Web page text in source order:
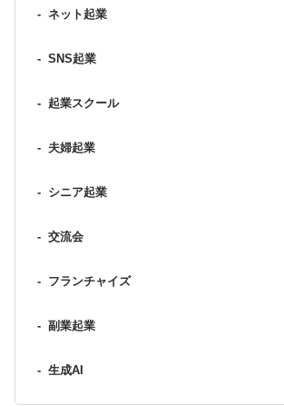
- ネット起業
- SNS起業
- 起業スクール
- 夫婦起業
- シニア起業
- 交流会
- フランチャイズ
- 副業起業
- 生成AI